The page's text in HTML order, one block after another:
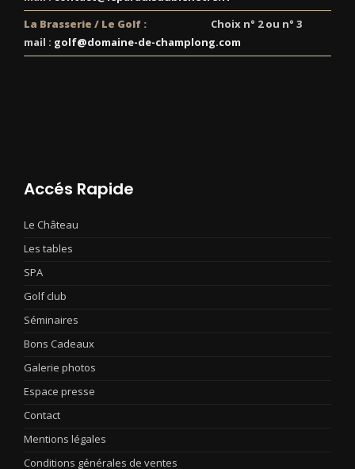
La Brasserie / Le Golf :
Choix n° 2 ou n° 3
mail : golf@domaine-de-champlong.com
Accés Rapide
Le Château
Les tables
SPA
Golf club
Séminaires
Bons Cadeaux
Galerie photos
Espace presse
Contact
Mentions légales
Conditions générales de ventes